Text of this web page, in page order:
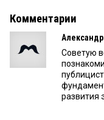
Комментарии
Александр
Советую
развития